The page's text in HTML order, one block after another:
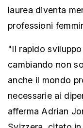
laurea diventa
professioni
"Il rapido
cambiando non
anche il mondo
necessarie ai
afferma Adrian